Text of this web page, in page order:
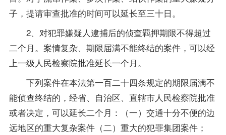
子，提请审查批准的时间可以延长至三十日。
2、对犯罪嫌疑人逮捕后的侦查羁押期限不得超过
二个月。案情复杂、期限届满不能终结的案件，可以经
上一级人民检察院批准延长一个月。
下列案件在本法第一百二十四条规定的期限届满不
能侦查终结的，经省、自治区、直辖市人民检察院批准
或者决定，可以延长二个月：（一）交通十分不便的边
远地区的重大复杂案件（二）重大的犯罪集团案件；